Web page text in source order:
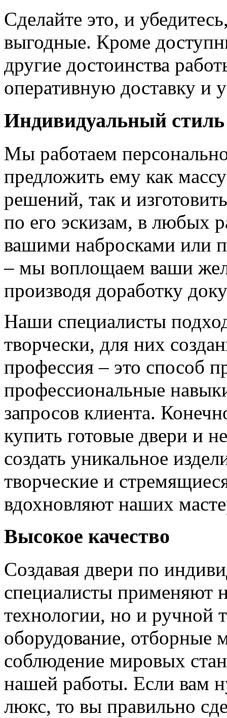
Сделайте это, и
выгодные. Кроме
другие достоинства
оперативную доставку и
Индивидуальный стиль
Мы работаем
предложить ему как
решений, так и
по его эскизам, в любых
вашими набросками или
– мы воплощаем ваши
производя доработку
Наши специалисты
творчески, для них
профессия – это способ
профессиональные
запросов клиента.
купить готовые двери и
создать уникальное
творческие и
вдохновляют наших
Высокое качество
Создавая двери по
специалисты применяют
технологии, но и ручной
оборудование, отборные
соблюдение мировых
нашей работы. Если вам
люкс, то вы правильно